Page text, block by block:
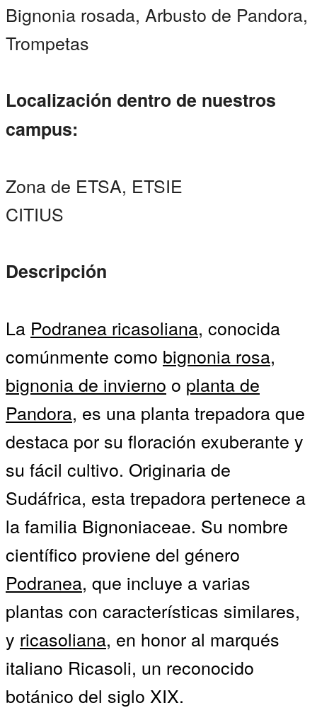
Bignonia rosada, Arbusto de Pandora,
Trompetas
Localización dentro de nuestros
campus:
Zona de ETSA, ETSIE
CITIUS
Descripción
La Podranea ricasoliana, conocida
comúnmente como bignonia rosa,
bignonia de invierno o planta de
Pandora, es una planta trepadora que
destaca por su floración exuberante y
su fácil cultivo. Originaria de
Sudáfrica, esta trepadora pertenece a
la familia Bignoniaceae. Su nombre
científico proviene del género
Podranea, que incluye a varias
plantas con características similares,
y ricasoliana, en honor al marqués
italiano Ricasoli, un reconocido
botánico del siglo XIX.